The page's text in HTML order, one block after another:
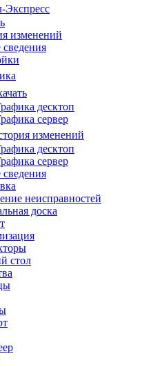
Экспресс
изменений
десктоп
сервер
изменений
десктоп
сервер
неисправностей
доска
стол